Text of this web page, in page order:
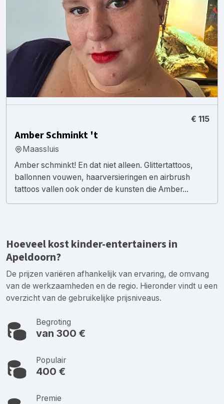
€ 115
Amber Schminkt 't
Maassluis
Amber schminkt! En dat niet alleen. Glittertattoos,
ballonnen vouwen, haarversieringen en airbrush
tattoos vallen ook onder de kunsten die Amber...
Hoeveel kost kinder-entertainers in
Apeldoorn?
De prijzen variëren afhankelijk van ervaring, de omvang
van de werkzaamheden en de regio. Hieronder vindt u een
overzicht van de gebruikelijke prijsniveaus.
Begroting
van 300 €
Populair
400 €
Premie